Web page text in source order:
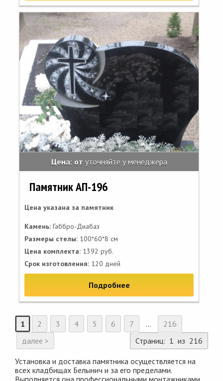
Цена: от уточняйте у менеджера
Памятник АП-196
Цена указана за памятник
Камень: Габбро-Диабаз
Размеры стелы: 100*60*8 см
Цена комплекта: 1392 руб.
Срок изготовления: 120 дней
Подробнее
1 2 3 4 5 6 7 ...
216
далее >
Страниц: 1 из 216
Установка и доставка памятника осуществляется на
всех кладбищах Белынич и за его пределами.
Выполняется она профессиональными монтажниками,